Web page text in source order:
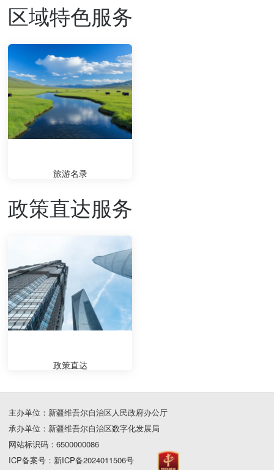
区域特色服务
旅游名录
政策直达服务
政策直达
主办单位：新疆维吾尔自治区人民政府办公厅
承办单位：新疆维吾尔自治区数字化发展局
网站标识码：6500000086
ICP备案号：新ICP备2024011506号